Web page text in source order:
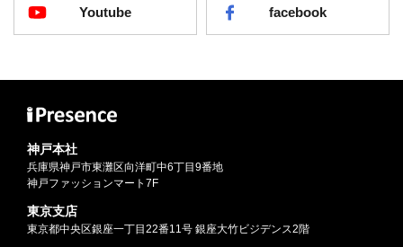
Youtube facebook
神戸本社
兵庫県神戸市東灘区向洋町中6丁目9番地
神戸ファッションマート7F
東京支店
東京都中央区銀座一丁目22番11号 銀座大竹ビジデンス2階